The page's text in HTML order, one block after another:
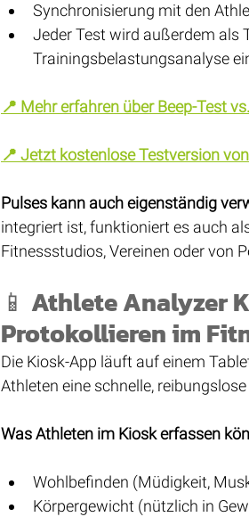
Synchronisierung mit den
Jeder Test wird außerdem als
Trainingsbelastungsanalyse
📍 Mehr erfahren über Beep-Test
📍 Jetzt kostenlose Testversion
Pulses kann auch eigenständig
integriert ist, funktioniert es auch
Fitnessstudios, Vereinen oder von
📱 Athlete Analyzer
Protokollieren im
Die Kiosk-App läuft auf einem
Athleten eine schnelle,
Was Athleten im Kiosk erfassen
Wohlbefinden (Müdigkeit,
Körpergewicht (nützlich in